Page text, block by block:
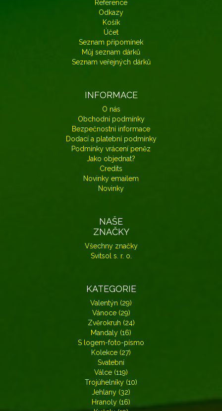
Reference
Odkazy
Košík
Účet
Seznam připomínek
Můj seznam dárků
Seznam veřejných dárků
INFORMACE
O nás
Obchodní podmínky
Bezpečnostní informace
Dodací a platební podmínky
Podmínky vrácení peněz
Jako objednat?
Credits
Novinky emailem
Novinky
NAŠE
ZNAČKY
Všechny značky
Svitsol s. r. o.
KATEGORIE
Valentýn (29)
Vánoce (29)
Zvěrokruh (24)
Mandaly (16)
S logem-foto-písmo
Kolekce (27)
Svatební
Válce (119)
Trojúhelníky (10)
Jehlany (32)
Hranoly (16)